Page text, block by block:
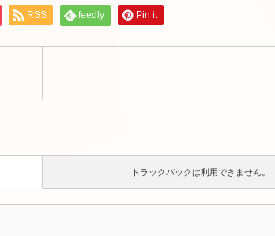
RSS feedly Pin it
トラックバックは利用できません。